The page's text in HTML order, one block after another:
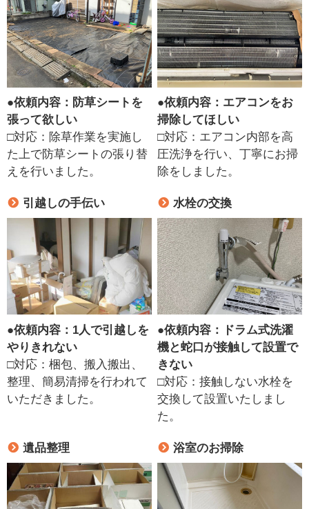
●依頼内容：防草シートを
張って欲しい
□対応：除草作業を実施し
た上で防草シートの張り替
えを行いました。
●依頼内容：エアコンをお
掃除してほしい
□対応：エアコン内部を高
圧洗浄を行い、丁寧にお掃
除をしました。
引越しの手伝い
●依頼内容：1人で引越しを
やりきれない
□対応：梱包、搬入搬出、
整理、簡易清掃を行われて
いただきました。
水栓の交換
●依頼内容：ドラム式洗濯
機と蛇口が接触して設置で
きない
□対応：接触しない水栓を
交換して設置いたしまし
た。
遺品整理 浴室のお掃除